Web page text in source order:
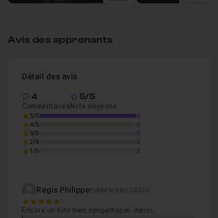
?
Leçon 6 Un check sur le label choisi
Avis des apprenants
Détail des avis
4
Commentaires
5/5
Note moyenne
5/5
4
4/5
0
3/5
0
2/5
0
1/5
0
Regis PhilippePublié le 09/11/2025
5
Encore un tuto bien sympathique, merci.